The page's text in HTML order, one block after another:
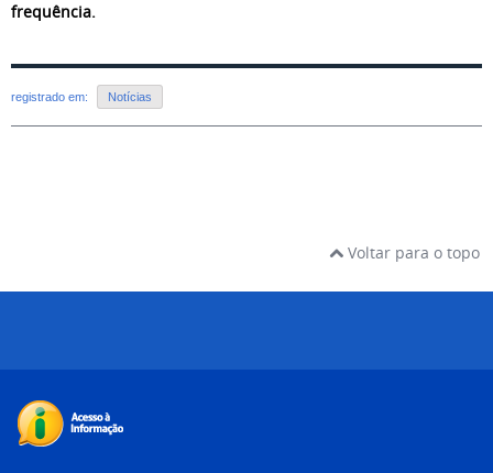
frequência.
registrado em: Notícias
Voltar para o topo